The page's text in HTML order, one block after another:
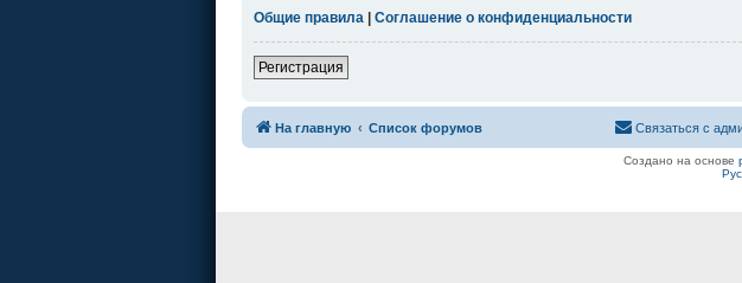
Общие правила | Соглашение о конфиденциальности
Регистрация
На главную Список форумов Связаться с
Создано на основе